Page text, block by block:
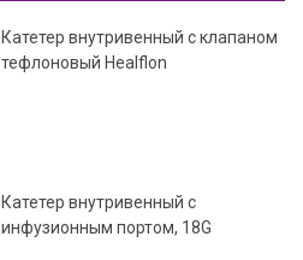
Катетер внутривенный с клапаном
тефлоновый Healflon
Катетер внутривенный с
инфузионным портом, 18G